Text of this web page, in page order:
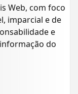
Web, com foco
imparcial e de
e
do